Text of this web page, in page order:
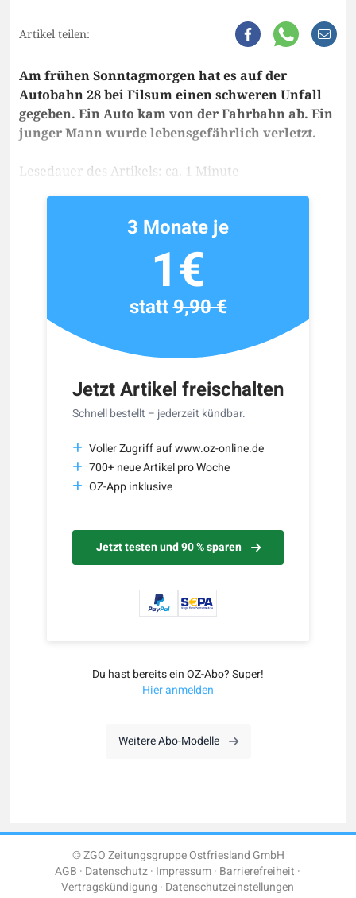
Artikel teilen:
Am frühen Sonntagmorgen hat es auf der
Autobahn 28 bei Filsum einen schweren Unfall
gegeben. Ein Auto kam von der Fahrbahn ab. Ein
junger Mann wurde lebensgefährlich verletzt.
Lesedauer des Artikels: ca. 1 Minute
Jetzt Artikel freischalten
Schnell bestellt – jederzeit kündbar.
Voller Zugriff auf www.oz-online.de
700+ neue Artikel pro Woche
OZ-App inklusive
Jetzt testen und 90 % sparen
3 Monate je
1€
statt9,90 €
Du hast bereits ein OZ-Abo? Super!
Hier anmelden
Weitere Abo-Modelle
© ZGO Zeitungsgruppe Ostfriesland GmbH
AGB Datenschutz Impressum Barrierefreiheit
Vertragskündigung Datenschutzeinstellungen